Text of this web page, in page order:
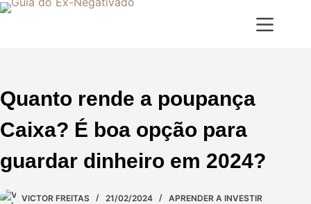
Quanto rende a poupança
Caixa? É boa opção para
guardar dinheiro em 2024?
VICTOR FREITAS 21/02/2024 APRENDER A INVESTIR